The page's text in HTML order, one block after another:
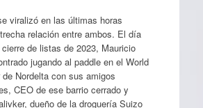
viralizó en las últimas horas
relación entre ambos. El día
de listas de 2023, Mauricio
jugando al paddle en el World
de Nordelta con sus amigos
CEO de ese barrio cerrado y
dueño de la droguería Suizo